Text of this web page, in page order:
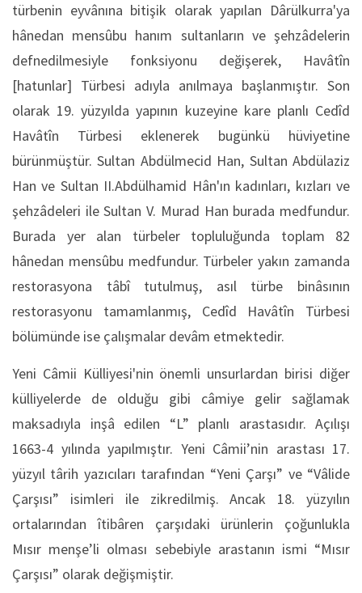
türbenin eyvânına bitişik olarak yapılan Dârülkurra'ya
hânedan mensûbu hanım sultanların ve şehzâdelerin
defnedilmesiyle fonksiyonu değişerek, Havâtîn
[hatunlar] Türbesi adıyla anılmaya başlanmıştır. Son
olarak 19. yüzyılda yapının kuzeyine kare planlı Cedîd
Havâtîn Türbesi eklenerek bugünkü hüviyetine
bürünmüştür. Sultan Abdülmecid Han, Sultan Abdülaziz
Han ve Sultan II.Abdülhamid Hân'ın kadınları, kızları ve
şehzâdeleri ile Sultan V. Murad Han burada medfundur.
Burada yer alan türbeler topluluğunda toplam 82
hânedan mensûbu medfundur. Türbeler yakın zamanda
restorasyona tâbî tutulmuş, asıl türbe binâsının
restorasyonu tamamlanmış, Cedîd Havâtîn Türbesi
bölümünde ise çalışmalar devâm etmektedir.
Yeni Câmii Külliyesi'nin önemli unsurlardan birisi diğer
külliyelerde de olduğu gibi câmiye gelir sağlamak
maksadıyla inşâ edilen “L” planlı arastasıdır. Açılışı
1663-4 yılında yapılmıştır. Yeni Câmii’nin arastası 17.
yüzyıl târih yazıcıları tarafından “Yeni Çarşı” ve “Vâlide
Çarşısı” isimleri ile zikredilmiş. Ancak 18. yüzyılın
ortalarından îtibâren çarşıdaki ürünlerin çoğunlukla
Mısır menşe’li olması sebebiyle arastanın ismi “Mısır
Çarşısı” olarak değişmiştir.